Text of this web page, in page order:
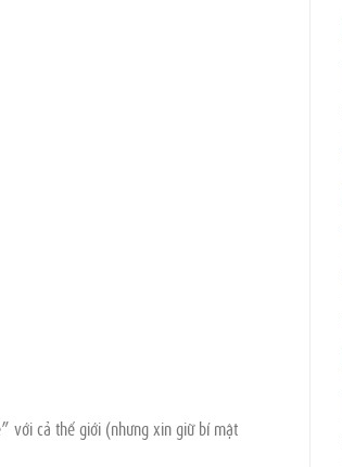
với cả thế giới (nhưng xin giữ bí mật